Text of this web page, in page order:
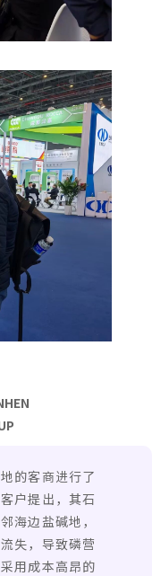
的客商进行了
户提出，其石
海边盐碱地，
失，导致磷营
用成本高昂的